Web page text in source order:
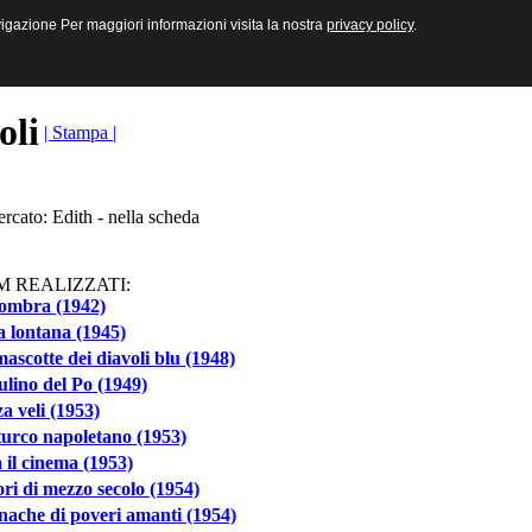
e Multimediali
| Stampa |
Edith - nella scheda
REALIZZATI:
(1942)
lontana (1945)
dei diavoli blu (1948)
del Po (1949)
veli (1953)
napoletano (1953)
il cinema (1953)
di mezzo secolo (1954)
di poveri amanti (1954)
Per maggiori informazioni visita la nostra privacy policy.
Per maggiori informazioni visita la nostra privacy policy.